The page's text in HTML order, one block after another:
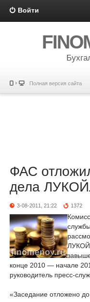
Войти
Полная версия сайта
ФАС
дела
3-08-2011, 21:22 1372
конце 2010 — начале
руководитель пресс-
«Заседание отложено